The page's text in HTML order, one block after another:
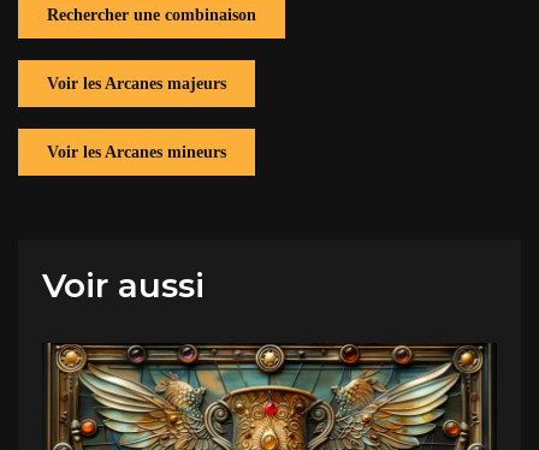
Rechercher une combinaison
Voir les Arcanes majeurs
Voir les Arcanes mineurs
Voir aussi